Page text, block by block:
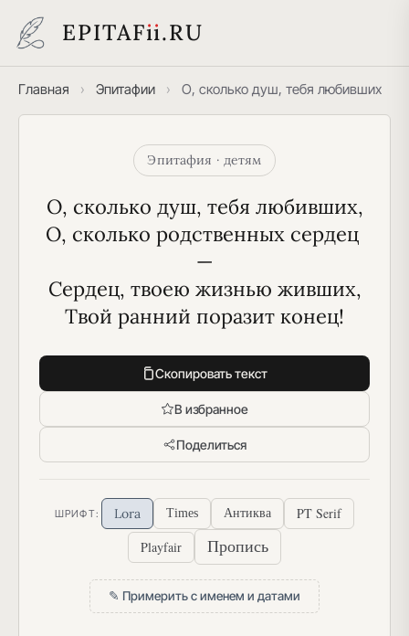
EPITAFii.RU
Главная › Эпитафии › О, сколько душ, тебя любивших
Эпитафия · детям
О, сколько душ, тебя любивших,
О, сколько родственных сердец
—
Сердец, твоею жизнью живших,
Твой ранний поразит конец!
Скопировать текст
В избранное
Поделиться
ШРИФТ: Lora Times Антиква
PT Serif
Playfair
Пропись
✎ Примерить с именем и датами